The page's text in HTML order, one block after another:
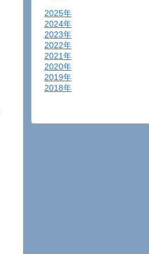
2025年
2024年
2023年
2022年
2021年
2020年
2019年
2018年